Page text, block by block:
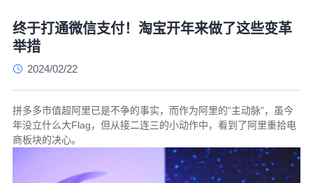
终于打通微信支付！淘宝开年来做了这些变革
举措
2024/02/22
拼多多市值超阿里已是不争的事实，而作为阿里的“主动脉”，虽今
年没立什么大Flag，但从接二连三的小动作中，看到了阿里重拾电
商板块的决心。